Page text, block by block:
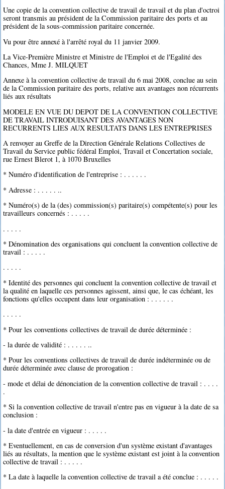
Une copie de la convention collective de travail de travail et du plan d'octroi
seront transmis au président de la Commission paritaire des ports et au
président de la sous-commission paritaire concernée.
Vu pour être annexé à l'arrêté royal du 11 janvier 2009.
La Vice-Première Ministre et Ministre de l'Emploi et de l'Egalité des
Chances, Mme J. MILQUET
Annexe à la convention collective de travail du 6 mai 2008, conclue au sein
de la Commission paritaire des ports, relative aux avantages non récurrents
liés aux résultats
MODELE EN VUE DU DEPOT DE LA CONVENTION COLLECTIVE
DE TRAVAIL INTRODUISANT DES AVANTAGES NON
RECURRENTS LIES AUX RESULTATS DANS LES ENTREPRISES
A renvoyer au Greffe de la Direction Générale Relations Collectives de
Travail du Service public fédéral Emploi, Travail et Concertation sociale,
rue Ernest Blerot 1, à 1070 Bruxelles
* Numéro d'identification de l'entreprise : . . . . . .
* Adresse : . . . . . ..
* Numéro(s) de la (des) commission(s) paritaire(s) compétente(s) pour les
travailleurs concernés : . . . . .
. . . . .
* Dénomination des organisations qui concluent la convention collective de
travail : . . . . .
. . . . .
* Identité des personnes qui concluent la convention collective de travail et
la qualité en laquelle ces personnes agissent, ainsi que, le cas échéant, les
fonctions qu'elles occupent dans leur organisation : . . . . . .
. . . . .
* Pour les conventions collectives de travail de durée déterminée :
- la durée de validité : . . . . . ..
* Pour les conventions collectives de travail de durée indéterminée ou de
durée déterminée avec clause de prorogation :
- mode et délai de dénonciation de la convention collective de travail : . . . .
.
* Si la convention collective de travail n'entre pas en vigueur à la date de sa
conclusion :
- la date d'entrée en vigueur : . . . . .
* Eventuellement, en cas de conversion d'un système existant d'avantages
liés au résultats, la mention que le système existant est joint à la convention
collective de travail : . . . . .
* La date à laquelle la convention collective de travail a été conclue : . . . . .